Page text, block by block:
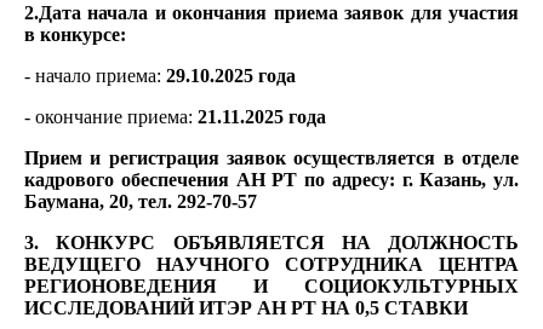
2.Дата начала и окончания приема заявок для участия
в конкурсе:
- начало приема: 29.10.2025 года
- окончание приема: 21.11.2025 года
Прием и регистрация заявок осуществляется в отделе
кадрового обеспечения АН РТ по адресу: г. Казань, ул.
Баумана, 20, тел. 292-70-57
3. КОНКУРС ОБЪЯВЛЯЕТСЯ НА ДОЛЖНОСТЬ
ВЕДУЩЕГО НАУЧНОГО СОТРУДНИКА ЦЕНТРА
РЕГИОНОВЕДЕНИЯ И СОЦИОКУЛЬТУРНЫХ
ИССЛЕДОВАНИЙ ИТЭР АН РТ НА 0,5 СТАВКИ